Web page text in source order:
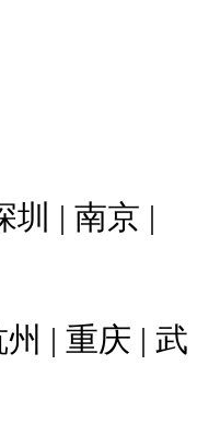
圳 | 南京 |
| 重庆 | 武